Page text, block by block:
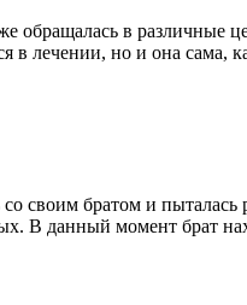
обращалась в различные
в лечении, но и она сама,
своим братом и
В данный момент брат